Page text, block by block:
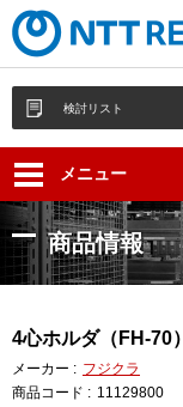
検討リスト
メニュー
商品情報
4心ホルダ（FH-70）
メーカー : フジクラ
商品コード : 11129800